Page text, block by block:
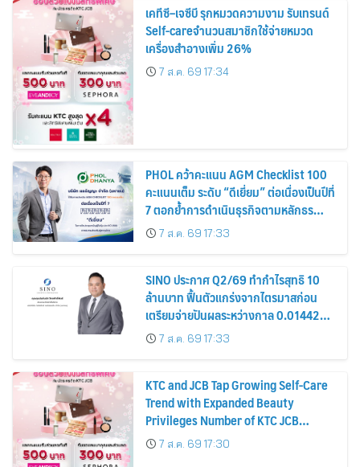
เคทีซี–เจซีบี รุกหมวดความงาม รับเทรนด์
Self-careจำนวนสมาชิกใช้จ่ายหมวด
เครื่องสำอางเพิ่ม 26%
7 ส.ค. 69 17:34
PHOL คว้าคะแนน AGM Checklist 100
คะแนนเต็ม ระดับ “ดีเยี่ยม” ต่อเนื่องเป็นปีที่
7 ตอกย้ำการดำเนินธุรกิจตามหลักธร
รมาภิบาล โปร่งใส สร้างความเชื่อมั่นผู้ถือ
หุ้น
7 ส.ค. 69 17:33
SINO ประกาศ Q2/69 ทำกำไรสุทธิ 10
ล้านบาท ฟื้นตัวแกร่งจากไตรมาสก่อน
เตรียมจ่ายปันผลระหว่างกาล 0.014423
บาทต่อหุ้น ครึ่งปีหลังมุ่งเติบโตต่อเนื่อง
7 ส.ค. 69 17:33
KTC and JCB Tap Growing Self-Care
Trend with Expanded Beauty
Privileges Number of KTC JCB
Cardmembers Spending on
Cosmetics Rises 26%
7 ส.ค. 69 17:30